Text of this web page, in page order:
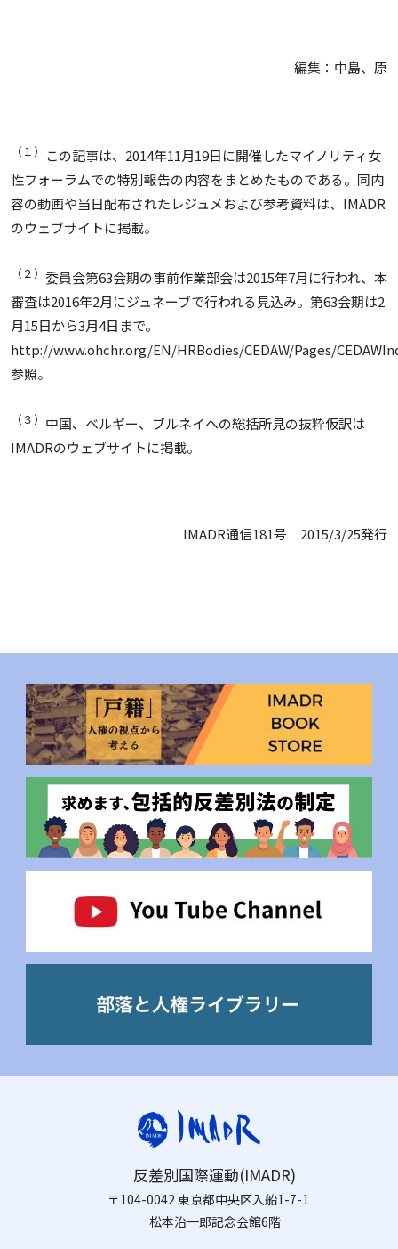
編集：中島、原
（１） この記事は、2014年11月19日に開催したマイノリティ女
性フォーラムでの特別報告の内容をまとめたものである。同内
容の動画や当日配布されたレジュメおよび参考資料は、IMADR
のウェブサイトに掲載。
（２） 委員会第63会期の事前作業部会は2015年7月に行われ、本
審査は2016年2月にジュネーブで行われる見込み。第63会期は2
月15日から3月4日まで。
http://www.ohchr.org/EN/HRBodies/CEDAW/Pages/
参照。
（３） 中国、ベルギー、ブルネイへの総括所見の抜粋仮訳は
IMADRのウェブサイトに掲載。
IMADR通信181号 2015/3/25発行
反差別国際運動(IMADR)
〒104-0042 東京都中央区入船1-7-1
松本治一郎記念会館6階